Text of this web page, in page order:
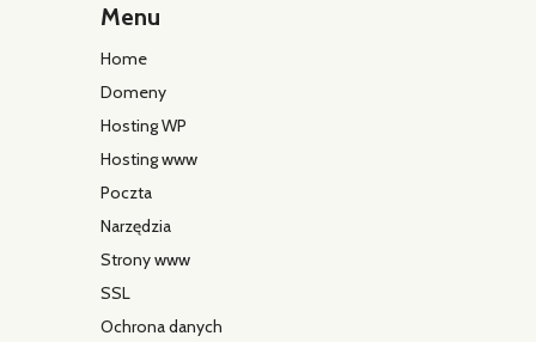
Menu
Home
Domeny
Hosting WP
Hosting www
Poczta
Narzędzia
Strony www
SSL
Ochrona danych